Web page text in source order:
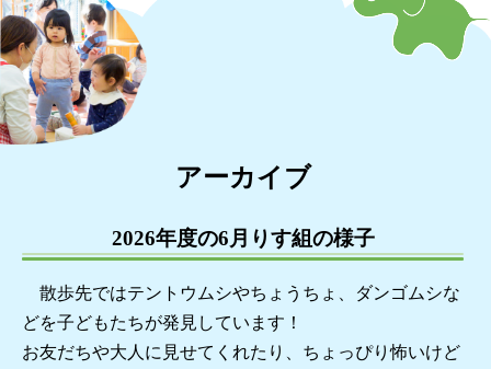
アーカイブ
2026年度の6月りす組の様子
散歩先ではテントウムシやちょうちょ、ダンゴムシな
どを子どもたちが発見しています！
お友だちや大人に見せてくれたり、ちょっぴり怖いけど